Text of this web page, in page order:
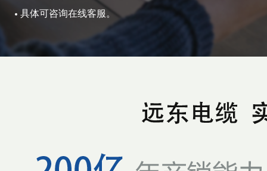
具体可咨询在线客服。